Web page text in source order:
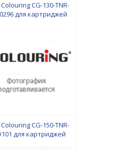
CG-130-TNR-
для картриджей
CG-150-TNR-
для картриджей